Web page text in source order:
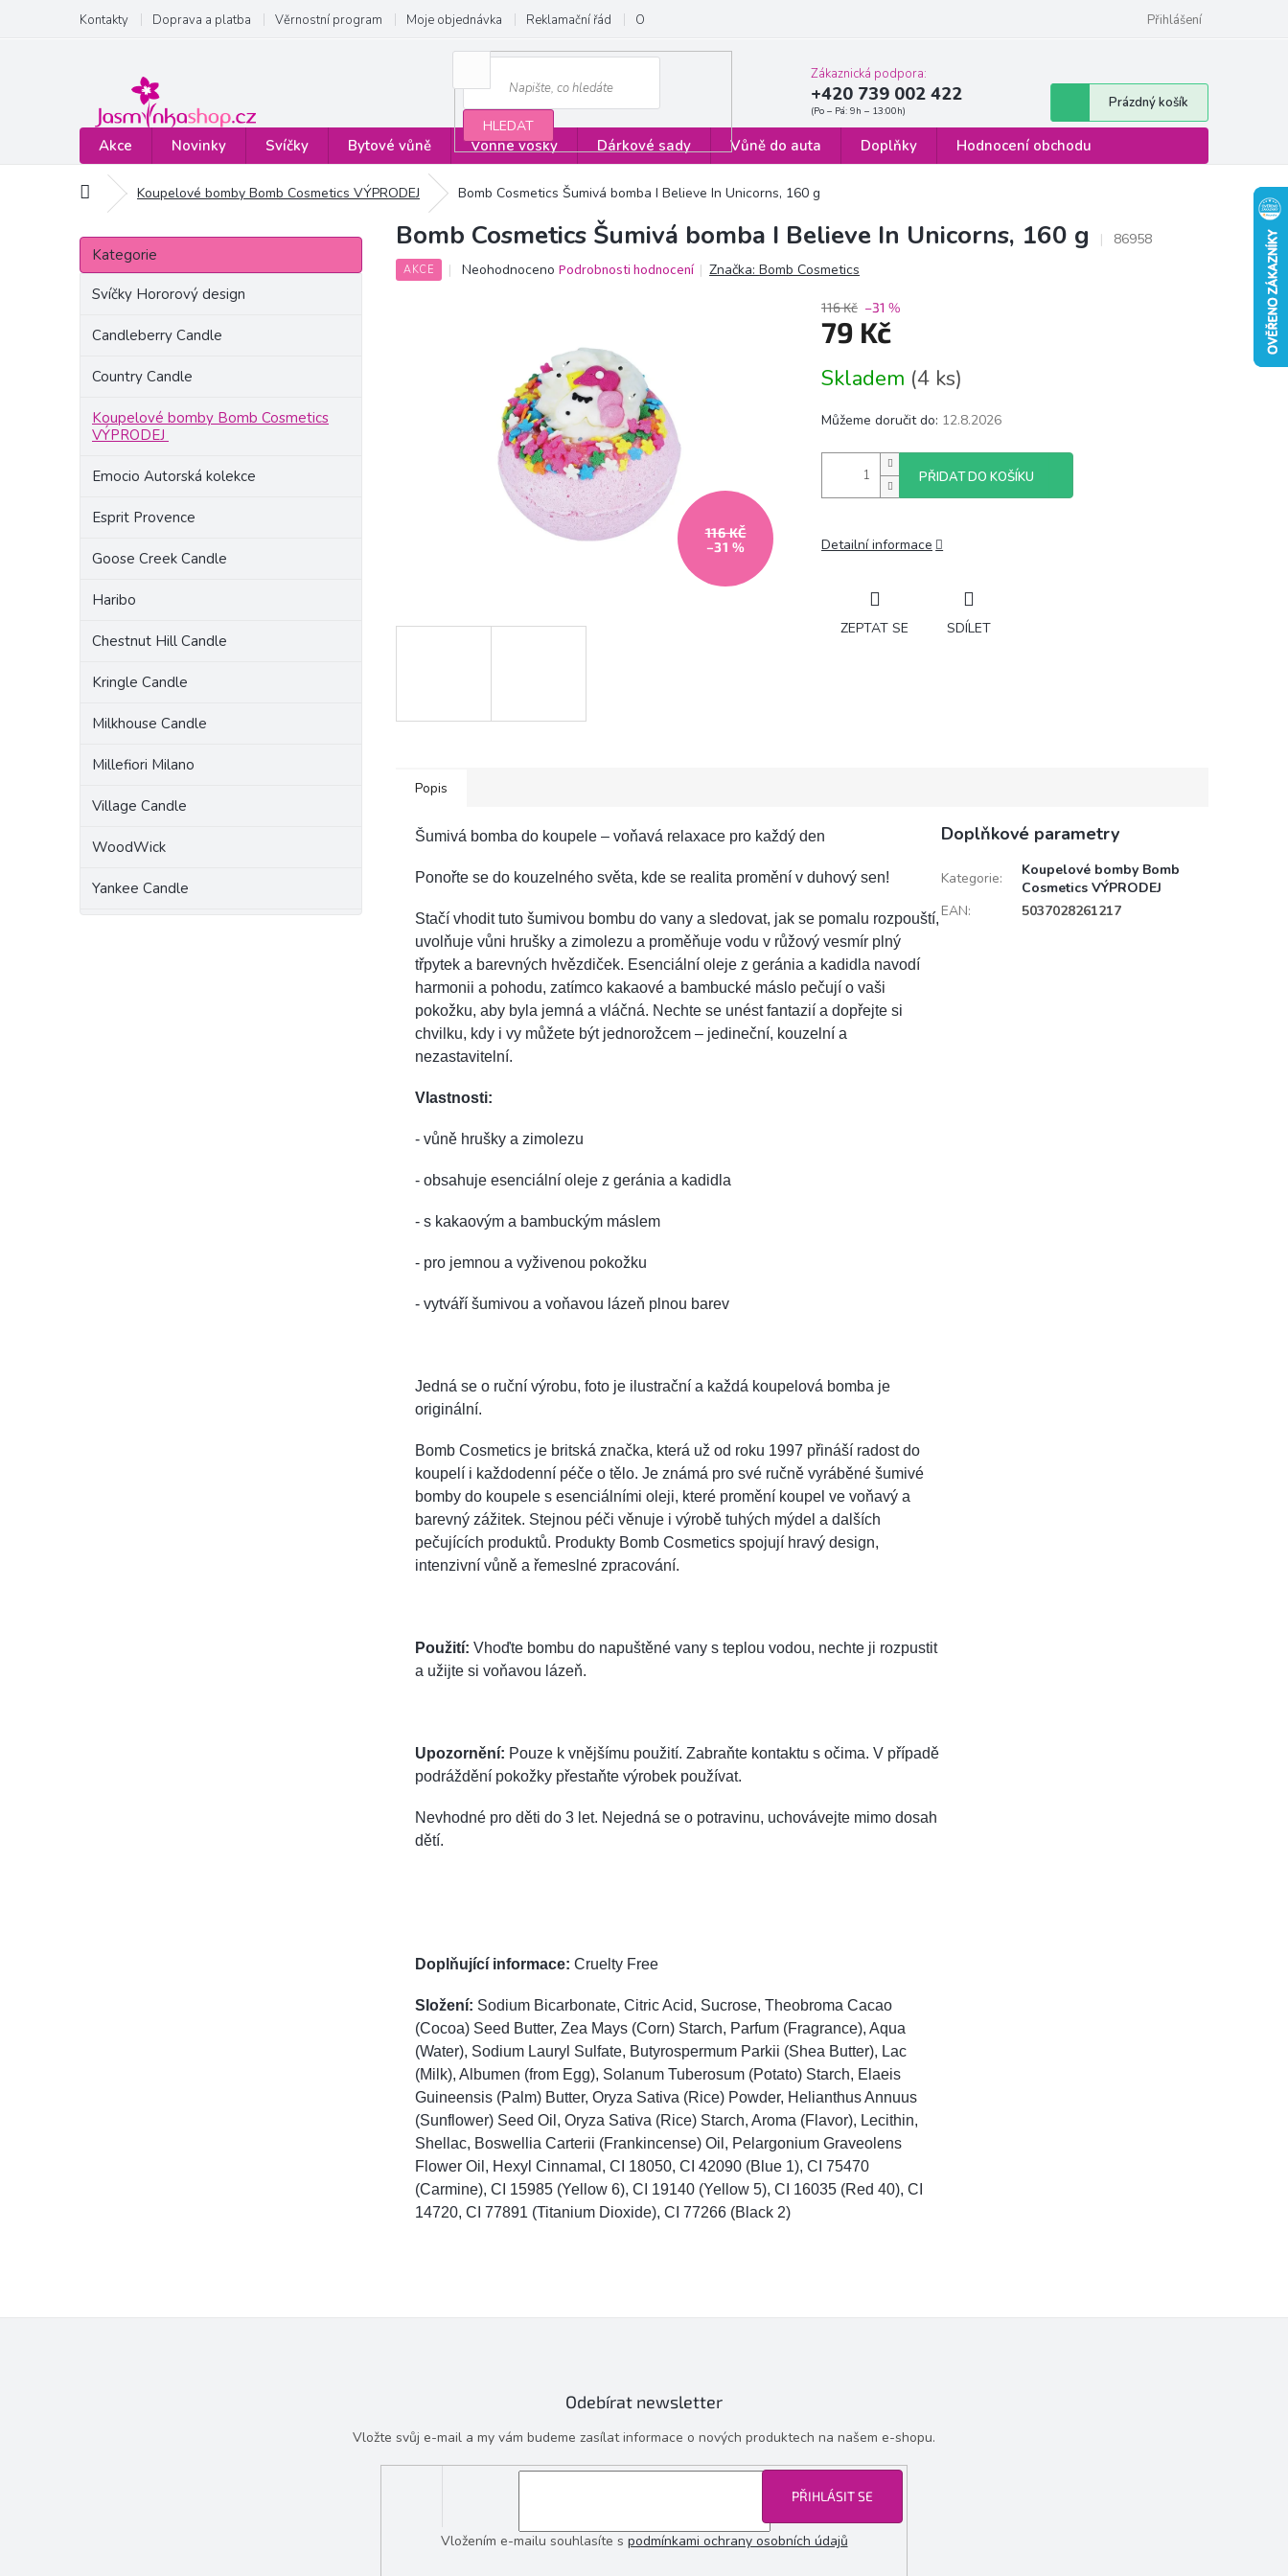
obsah
Kontakty Doprava a platba Věrnostní program Moje objednávka Reklamační řád Obchodní podmínky Formulář pro odstoupení od smlouvy
Přihlášení
HLEDAT
Zákaznická podpora:
+420 739 002 422
Nákupní
košík
Prázdný košík
Akce Novinky Svíčky Bytové vůně Vonné vosky Dárkové sady Vůně do auta Doplňky Hodnocení obchodu
Domů Koupelové bomby Bomb Cosmetics VÝPRODEJ Bomb Cosmetics Šumivá bomba I Believe In Unicorns, 160 g
P
s
Přeskočit
kategorie
Kategorie
Svíčky Hororový design
Candleberry Candle
Country Candle
Koupelové bomby Bomb Cosmetics
VÝPRODEJ
Emocio Autorská kolekce
Esprit Provence
Goose Creek Candle
Haribo
Chestnut Hill Candle
Kringle Candle
Milkhouse Candle
Millefiori Milano
Village Candle
WoodWick
Yankee Candle
Bomb Cosmetics Šumivá bomba I Believe In Unicorns, 160 g 86958
AKCE
Průměrné
hvězdiček.
Neohodnoceno Podrobnosti hodnocení Značka:Bomb Cosmetics
116 KČ
–31 %
116 Kč –31 %
79 Kč
cena:
Skladem (4 ks)
Můžeme doručit do: 12.8.2026
PŘIDAT DO KOŠÍKU
Detailní informace
ZEPTAT SE SDÍLET
Popis
Šumivá bomba do koupele – voňavá relaxace pro každý den
Ponořte se do kouzelného světa, kde se realita promění v duhový sen!
Stačí vhodit tuto šumivou bombu do vany a sledovat, jak se pomalu rozpouští,
uvolňuje vůni hrušky a zimolezu a proměňuje vodu v růžový vesmír plný
třpytek a barevných hvězdiček. Esenciální oleje z geránia a kadidla navodí
harmonii a pohodu, zatímco kakaové a bambucké máslo pečují o vaši
pokožku, aby byla jemná a vláčná. Nechte se unést fantazií a dopřejte si
chvilku, kdy i vy můžete být jednorožcem – jedineční, kouzelní a
nezastavitelní.
Vlastnosti:
- vůně hrušky a zimolezu
- obsahuje esenciální oleje z geránia a kadidla
- s kakaovým a bambuckým máslem
- pro jemnou a vyživenou pokožku
- vytváří šumivou a voňavou lázeň plnou barev
Jedná se o ruční výrobu, foto je ilustrační a každá koupelová bomba je
originální.
Bomb Cosmetics je britská značka, která už od roku 1997 přináší radost do
koupelí i každodenní péče o tělo. Je známá pro své ručně vyráběné šumivé
bomby do koupele s esenciálními oleji, které promění koupel ve voňavý a
barevný zážitek. Stejnou péči věnuje i výrobě tuhých mýdel a dalších
pečujících produktů. Produkty Bomb Cosmetics spojují hravý design,
intenzivní vůně a řemeslné zpracování.
Použití: Vhoďte bombu do napuštěné vany s teplou vodou, nechte ji rozpustit
a užijte si voňavou lázeň.
Upozornění: Pouze k vnějšímu použití. Zabraňte kontaktu s očima. V případě
podráždění pokožky přestaňte výrobek používat.
Nevhodné pro děti do 3 let. Nejedná se o potravinu, uchovávejte mimo dosah
dětí.
Doplňující informace: Cruelty Free
Složení: Sodium Bicarbonate, Citric Acid, Sucrose, Theobroma Cacao
(Cocoa) Seed Butter, Zea Mays (Corn) Starch, Parfum (Fragrance), Aqua
(Water), Sodium Lauryl Sulfate, Butyrospermum Parkii (Shea Butter), Lac
(Milk), Albumen (from Egg), Solanum Tuberosum (Potato) Starch, Elaeis
Guineensis (Palm) Butter, Oryza Sativa (Rice) Powder, Helianthus Annuus
(Sunflower) Seed Oil, Oryza Sativa (Rice) Starch, Aroma (Flavor), Lecithin,
Shellac, Boswellia Carterii (Frankincense) Oil, Pelargonium Graveolens
Flower Oil, Hexyl Cinnamal, CI 18050, CI 42090 (Blue 1), CI 75470
(Carmine), CI 15985 (Yellow 6), CI 19140 (Yellow 5), CI 16035 (Red 40), CI
14720, CI 77891 (Titanium Dioxide), CI 77266 (Black 2)
Doplňkové parametry
Kategorie:
Koupelové bomby Bomb
Cosmetics VÝPRODEJ
EAN: 5037028261217
Odebírat newsletter
Vložte svůj e-mail a my vám budeme zasílat informace o nových produktech na našem e-shopu.
Vložením e-mailu souhlasíte s podmínkami ochrany osobních údajů
PŘIHLÁSIT SE